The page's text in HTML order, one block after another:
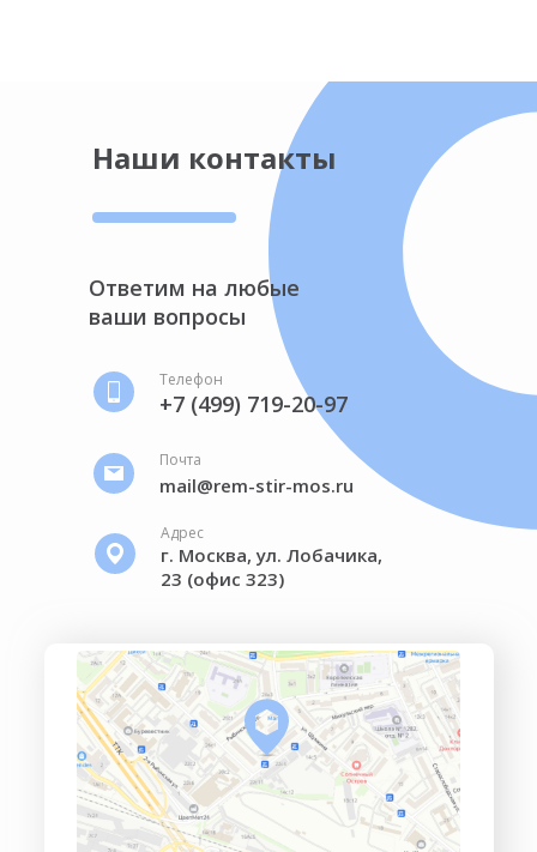
Наши контакты
Ответим на любые
ваши вопросы
Телефон
+7 (499) 719-20-97
Адрес
г. Москва, ул. Лобачика,
23 (офис 323)
mail@rem-stir-mos.ru
Почта